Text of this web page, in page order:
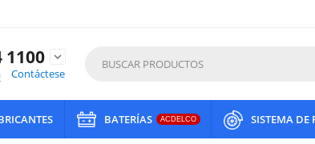
1100
expand_more
Contáctese
BATERÍAS ACDELCO SISTEMA DE